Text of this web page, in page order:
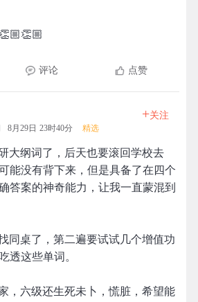
评论 点赞
8月29日 23时40分 精选
+关注
大纲词了，后天也要滚回学校去
能没有背下来，但是具备了在四个
答案的神奇能力，让我一直蒙混到
同桌了，第二遍要试试几个增值功
透这些单词。
，六级还生死未卜，慌脏，希望能